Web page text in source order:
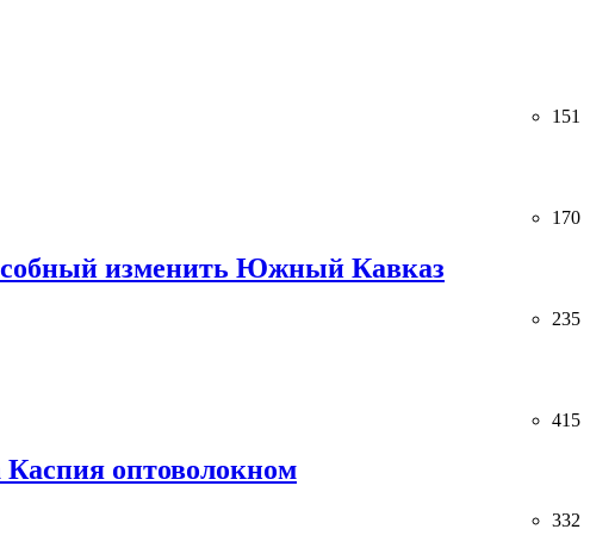
151
170
изменить Южный Кавказ
235
415
оптоволокном
332